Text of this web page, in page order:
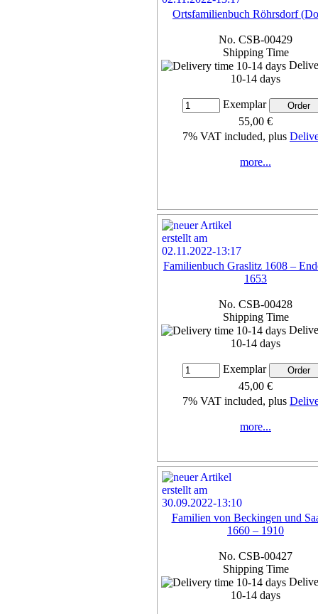
Ortsfamilienbuch Röhrsdorf
No. CSB-00429
Shipping Time
10-14 days
Exemplar
55,00 €
7% VAT included, plus
more...
Familienbuch Graslitz 1608 –
1653
No. CSB-00428
Shipping Time
10-14 days
Exemplar
45,00 €
7% VAT included, plus
more...
Familien von Beckingen und
1660 – 1910
No. CSB-00427
Shipping Time
10-14 days